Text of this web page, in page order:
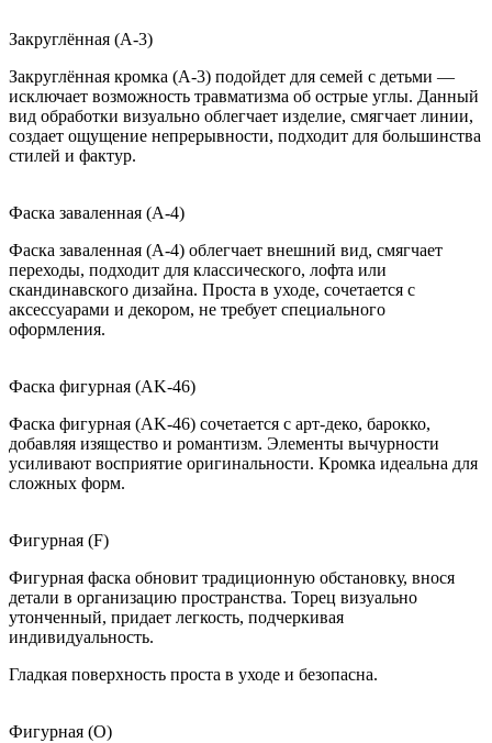
Закруглённая (A-3)
Закруглённая кромка (A-3) подойдет для семей с детьми —
исключает возможность травматизма об острые углы. Данный
вид обработки визуально облегчает изделие, смягчает линии,
создает ощущение непрерывности, подходит для большинства
стилей и фактур.
Фаска заваленная (A-4)
Фаска заваленная (A-4) облегчает внешний вид, смягчает
переходы, подходит для классического, лофта или
скандинавского дизайна. Проста в уходе, сочетается с
аксессуарами и декором, не требует специального
оформления.
Фаска фигурная (AK-46)
Фаска фигурная (AK-46) сочетается с арт-деко, барокко,
добавляя изящество и романтизм. Элементы вычурности
усиливают восприятие оригинальности. Кромка идеальна для
сложных форм.
Фигурная (F)
Фигурная фаска обновит традиционную обстановку, внося
детали в организацию пространства. Торец визуально
утонченный, придает легкость, подчеркивая
индивидуальность.
Гладкая поверхность проста в уходе и безопасна.
Фигурная (O)